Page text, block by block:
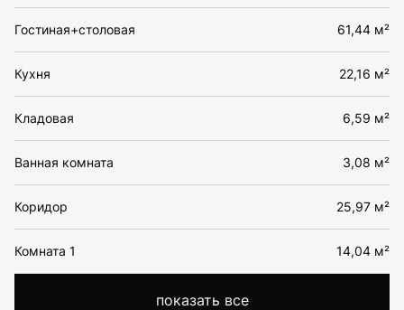
Гостиная+столовая 61,44 м²
Кухня 22,16 м²
Кладовая 6,59 м²
Ванная комната 3,08 м²
Коридор 25,97 м²
Комната 1 14,04 м²
показать все